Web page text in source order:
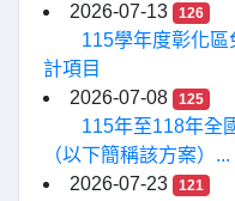
2026-07-13
126
115學年度彰化
計項目
2026-07-08
125
115年至118年全
（以下簡稱該方案）...
2026-07-23
121